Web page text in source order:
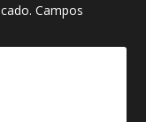
Campos